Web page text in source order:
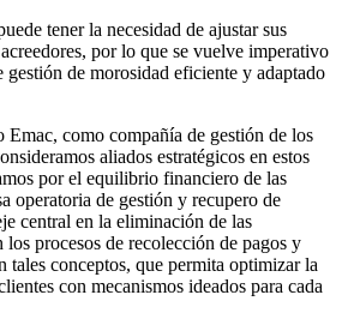
tener la necesidad de ajustar sus
por lo que se vuelve imperativo
gestión de morosidad eficiente y adaptado
como compañía de gestión de los
aliados estratégicos en estos
por el equilibrio financiero de las
operatoria de gestión y recupero de
central en la eliminación de las
los procesos de recolección de pagos y
tales conceptos, que permita optimizar la
con mecanismos ideados para cada